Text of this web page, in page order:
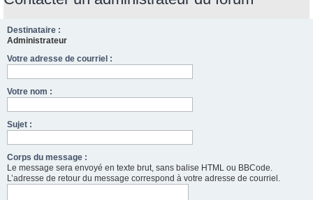
Destinataire :
Administrateur
Votre adresse de courriel :
Votre nom :
Sujet :
Corps du message :
Le message sera envoyé en texte brut, sans balise HTML ou BBCode.
L’adresse de retour du message correspond à votre adresse de courriel.